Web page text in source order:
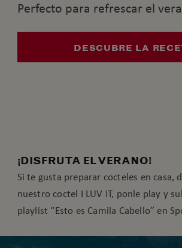
Perfecto para refrescar el
DESCUBRE LA
¡DISFRUTA EL VERANO!
Si te gusta preparar cocteles en casa,
nuestro coctel I LUV IT, ponle play y
playlist “Esto es Camila Cabello” en